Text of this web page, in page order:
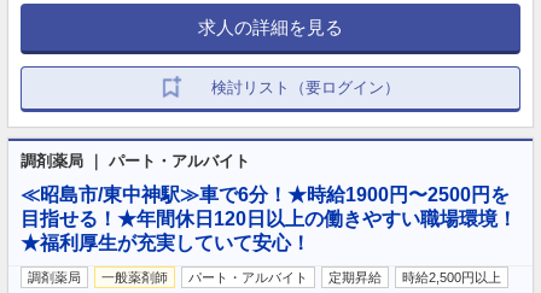
求人の詳細を見る
検討リスト（要ログイン）
調剤薬局 ｜ パート・アルバイト
≪昭島市/東中神駅≫車で6分！★時給1900円〜2500円を
目指せる！★年間休日120日以上の働きやすい職場環境！
★福利厚生が充実していて安心！
調剤薬局 一般薬剤師 パート・アルバイト 定期昇給
時給2,500円以上